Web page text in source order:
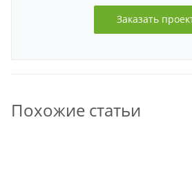
Заказать
Похожие статьи